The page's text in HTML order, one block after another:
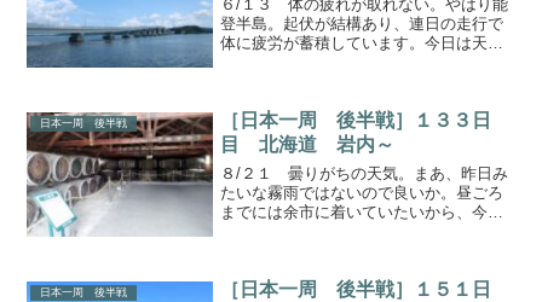
６/１３ 体の疲れが取れない。やはり能
登半島。起伏が結構あり、連日の走行で
体に疲労が蓄積しています。今日は天気
るのはこの大仏。能登長...
日本一周 後半戦
［日本一周 後半戦］１３３日
目 北海道 岩内～
８/２１ 曇りがちの天気。まあ、昨日み
たいな霧雨ではないので良いか。昼ごろ
までには余市に着いていたいから、今日
りした滝。水量は小川く...
日本一周 後半戦
［日本一周 後半戦］１５１日